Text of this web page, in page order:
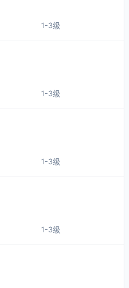
1-3级
1-3级
1-3级
1-3级